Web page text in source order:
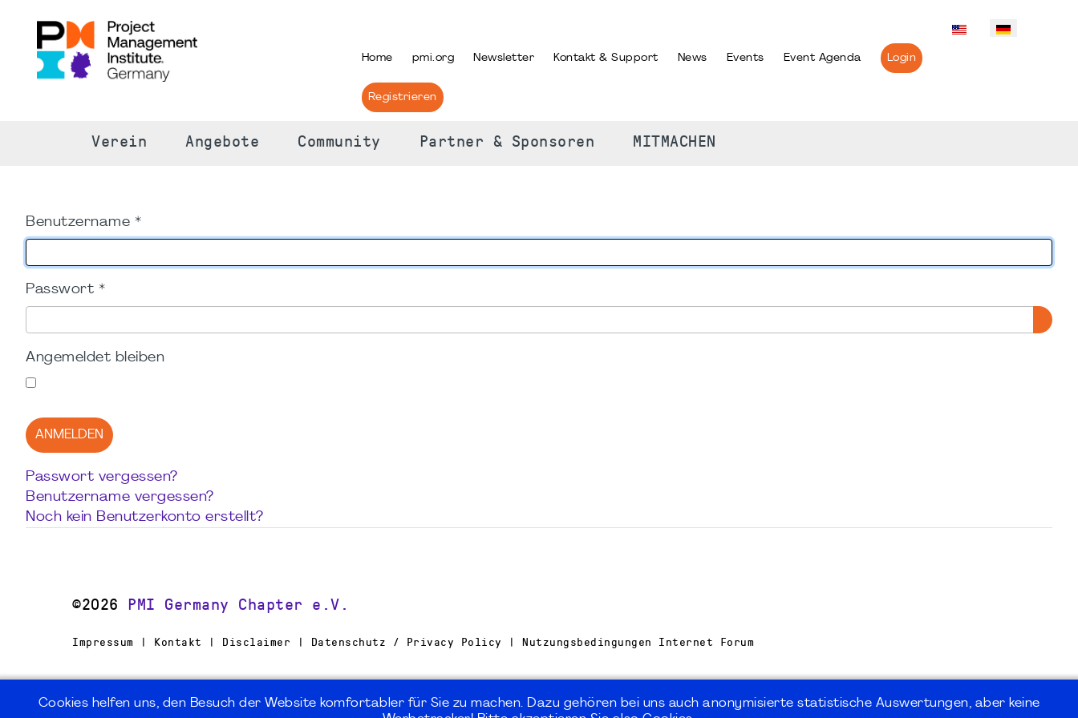
Home pmi.org Newsletter Kontakt & Support News Events Event Agenda Login
Registrieren
Verein Angebote Community Partner & Sponsoren MITMACHEN
Benutzername *
Passwort *
Angemeldet bleiben
ANMELDEN
Passwort vergessen?
Benutzername vergessen?
Noch kein Benutzerkonto erstellt?
©2026 PMI Germany Chapter e.V.
Impressum | Kontakt | Disclaimer | Datenschutz / Privacy Policy | Nutzungsbedingungen Internet Forum
Cookies helfen uns, den Besuch der Website komfortabler für Sie zu machen. Dazu gehören bei uns auch anonymisierte statistische Auswertungen, aber keine